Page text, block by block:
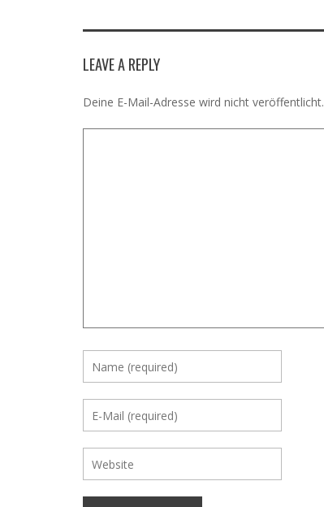
LEAVE A REPLY
Deine E-Mail-Adresse wird nicht veröffentlicht.